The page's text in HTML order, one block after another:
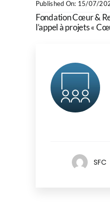
Published On: 15/07/
Fondation Cœur &
l’appel à projets «
SFC